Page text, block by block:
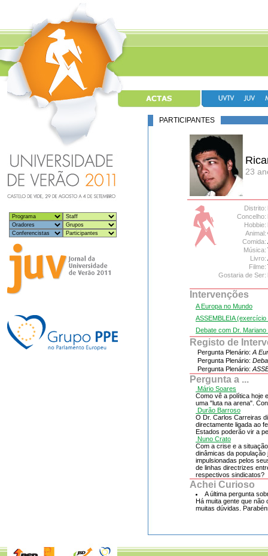
PARTICIPANTES
23
Distrito:
Concelho:
Hobbie:
Animal:
Comida:
Música:
Livro:
Filme:
Gostaria de Ser:
Intervenções
A Europa no Mundo
ASSEMBLEIA
Debate com Dr. Mariano
Registo de
Pergunta Plenário: A
Pergunta Plenário:
Pergunta Plenário:
Pergunta a ...
Mário Soares
Como vê a política hoje
uma "luta na arena".
Durão Barroso
O Dr. Carlos Carreiras
directamente ligada ao
Estados poderão vir a
Nuno Crato
Com a crise e a
dinâmicas da
impulsionadas pelos
de linhas directrizes
respectivos sindicatos?
Achei Curioso
A última pergunta
Há muita gente que não
muitas dúvidas.